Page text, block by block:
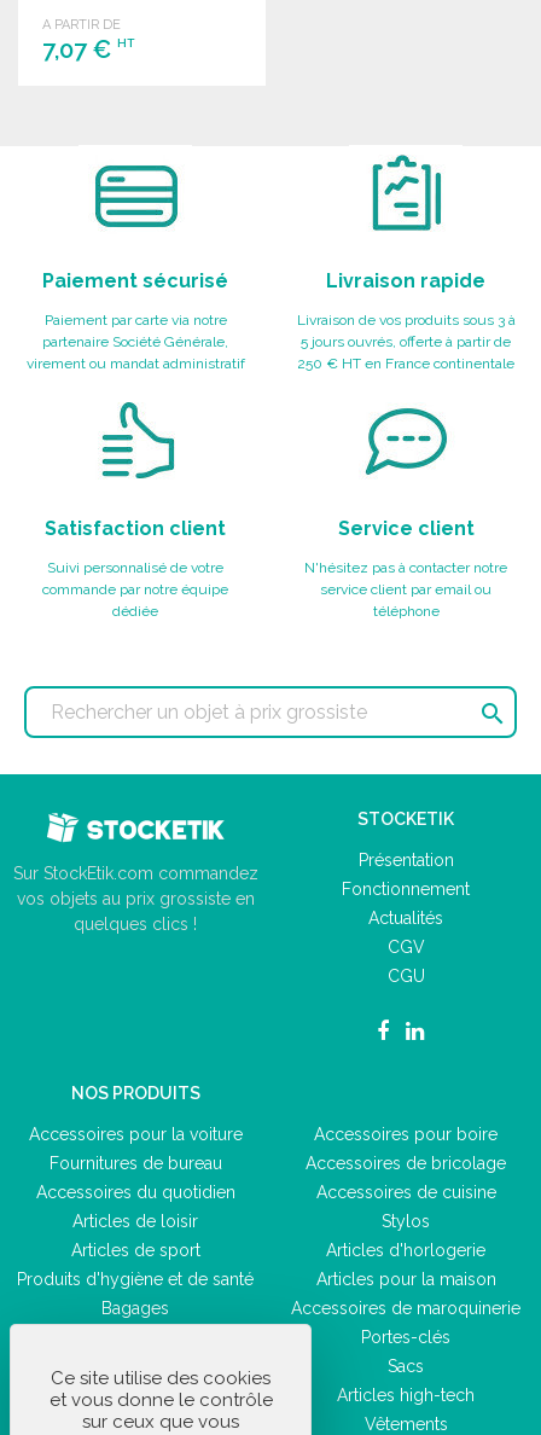
A PARTIR DE
7,07 € HT
Paiement sécurisé
Paiement par carte via notre
partenaire Société Générale,
virement ou mandat administratif
Livraison rapide
Livraison de vos produits sous 3 à
5 jours ouvrés, offerte à partir de
250 € HT en France continentale
Satisfaction client
Suivi personnalisé de votre
commande par notre équipe
dédiée
Service client
N'hésitez pas à contacter notre
service client par email ou
téléphone

Sur StockEtik.com commandez
vos objets au prix grossiste en
quelques clics !
STOCKETIK
Présentation
Fonctionnement
Actualités
CGV
CGU
NOS PRODUITS
Accessoires pour la voiture
Fournitures de bureau
Accessoires du quotidien
Articles de loisir
Articles de sport
Produits d'hygiène et de santé
Bagages
Accessoires pour boire
Accessoires de bricolage
Accessoires de cuisine
Stylos
Articles d'horlogerie
Articles pour la maison
Accessoires de maroquinerie
Portes-clés
Sacs
Articles high-tech
Vêtements
Ce site utilise des cookies
et vous donne le contrôle
sur ceux que vous